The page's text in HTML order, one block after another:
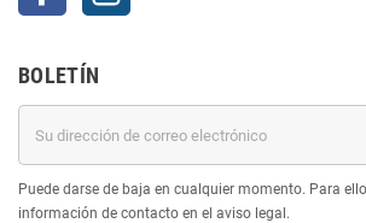
BOLETÍN
Puede darse de baja en cualquier momento. Para
información de contacto en el aviso legal.